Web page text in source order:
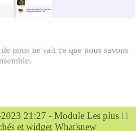
nous ne sait ce que nous savons
11
21:27 - Module Les plus
et widget What'snew